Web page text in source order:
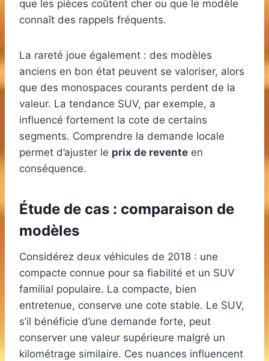
que les pièces coûtent cher ou que le modèle
connaît des rappels fréquents.
La rareté joue également : des modèles
anciens en bon état peuvent se valoriser, alors
que des monospaces courants perdent de la
valeur. La tendance SUV, par exemple, a
influencé fortement la cote de certains
segments. Comprendre la demande locale
permet d’ajuster le prix de revente en
conséquence.
Étude de cas : comparaison de
modèles
Considérez deux véhicules de 2018 : une
compacte connue pour sa fiabilité et un SUV
familial populaire. La compacte, bien
entretenue, conserve une cote stable. Le SUV,
s’il bénéficie d’une demande forte, peut
conserver une valeur supérieure malgré un
kilométrage similaire. Ces nuances influencent